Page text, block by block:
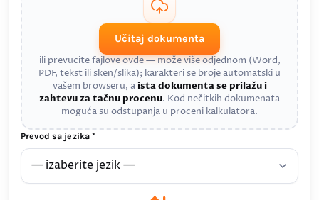
Učitaj dokumenta
ili prevucite fajlove ovde — može više odjednom (Word,
PDF, tekst ili sken/slika); karakteri se broje automatski u
vašem browseru, aista dokumenta se prilažu i
zahtevu za tačnu procenu. Kod nečitkih dokumenata
moguća su odstupanja u proceni kalkulatora.
Prevod sa jezika *